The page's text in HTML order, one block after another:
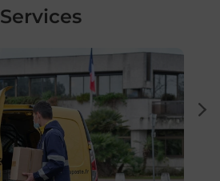
Services